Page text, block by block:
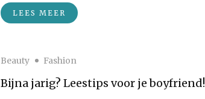
LEES MEER
Beauty Fashion
Bijna jarig? Leestips voor je boyfriend!